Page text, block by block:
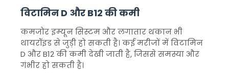
विटामिन D और B12 की कमी
कमजोर इम्यून सिस्टम और लगातार थकान भी
थायरॉइड से जुड़ी हो सकती है। कई मरीजों में विटामिन
D और B12 की कमी देखी जाती है, जिससे समस्या और
गंभीर हो सकती है।